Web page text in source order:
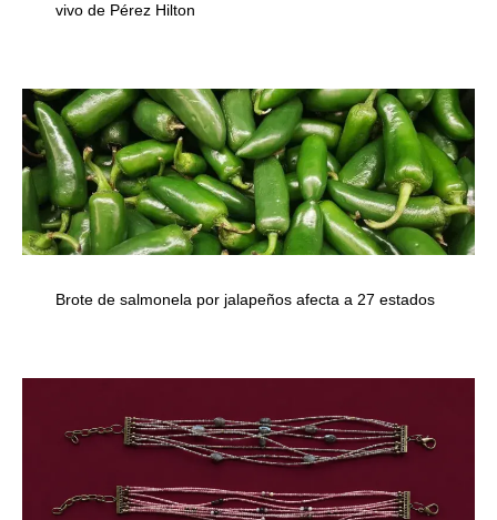
vivo de Pérez Hilton
Brote de salmonela por jalapeños afecta a 27 estados